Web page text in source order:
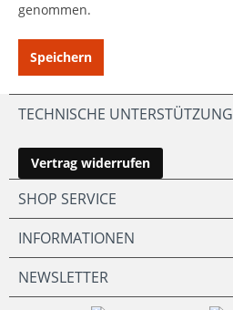
genommen.
Speichern
TECHNISCHE UNTERSTÜTZUNG
Vertrag widerrufen
SHOP SERVICE
INFORMATIONEN
NEWSLETTER